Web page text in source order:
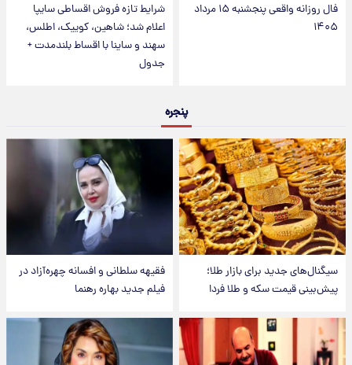
فال روزانه واقعی پنجشنبه ۱۵ مرداد
۱۴۰۵
شرایط تازه فروش اقساطی سایپا
اعلام شد؛ شاهین، کوییک، اطلس،
سهند و ساینا با اقساط بلندمدت +
جدول
پنجره
سیگنال‌های جدید برای بازار طلا؛
پیش‌بینی قیمت سکه و طلا فردا
فقیهه سلطانی و افسانه چهره‌آزاد در
فیلم جدید بهاره رهنما